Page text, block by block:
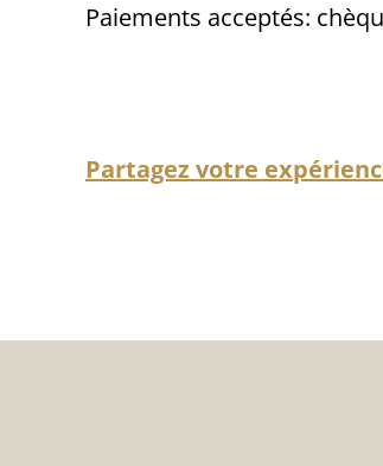
Paiements acceptés:
Partagez votre